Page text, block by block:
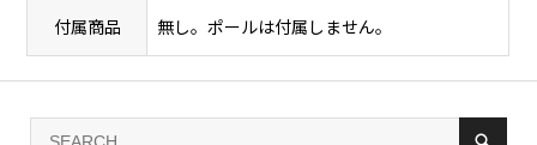
付属商品 無し。ポールは付属しません。